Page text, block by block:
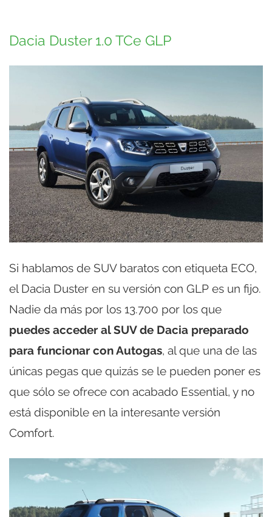
Dacia Duster 1.0 TCe GLP
Si hablamos de SUV baratos con etiqueta ECO,
el Dacia Duster en su versión con GLP es un fijo.
Nadie da más por los 13.700 por los que
puedes acceder al SUV de Dacia preparado
para funcionar con Autogas, al que una de las
únicas pegas que quizás se le pueden poner es
que sólo se ofrece con acabado Essential, y no
está disponible en la interesante versión
Comfort.